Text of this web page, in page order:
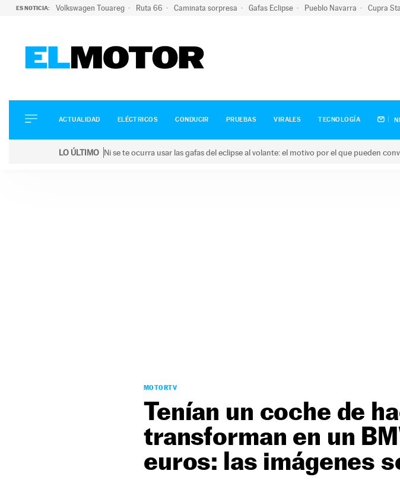
ES NOTICIA: Volkswagen Touareg Ruta 66 Caminata sorpresa Gafas Eclipse Pueblo Navarra Cupra
ELÉCTRICOS
CONDUCIR
ACTUALIDAD ELÉCTRICOS CONDUCIR PRUEBAS VIRALES TECNOLOGÍA
LO ÚLTIMO Ni se te ocurra usar las gafas del eclipse al volante: el motivo por el que pueden
MOTORTV
Tenían un coche de
transforman en un
euros: las imágenes